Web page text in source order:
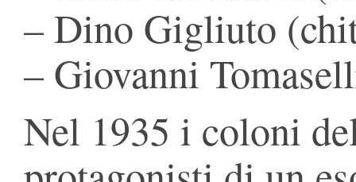
– Dino Gigliuto
– Giovanni
Nel 1935 i coloni